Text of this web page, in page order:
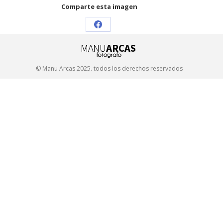
Comparte esta imagen
Share
on
Facebook
© Manu Arcas 2025. todos los derechos reservados